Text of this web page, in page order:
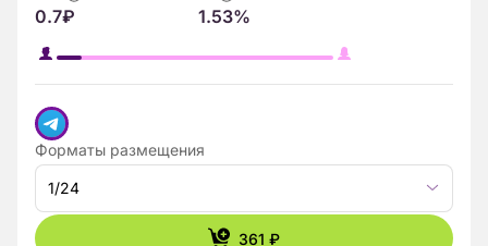
0.7₽ 1.53%
Форматы размещения
1/24
361 ₽